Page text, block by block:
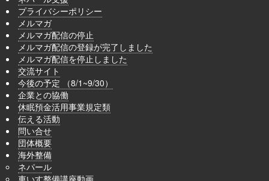
プライバシーポリシー
メルマガ
メルマガ配信の停止
メルマガ配信の登録が完了しました
メルマガ配信を停止しました
交流サイト
今後の予定 （8/1~9/30）
企業との協働
休眠預金活用事業規定類
伝える活動
問い合せ
団体概要
海外整備
ネパール
車いす整備講座動画